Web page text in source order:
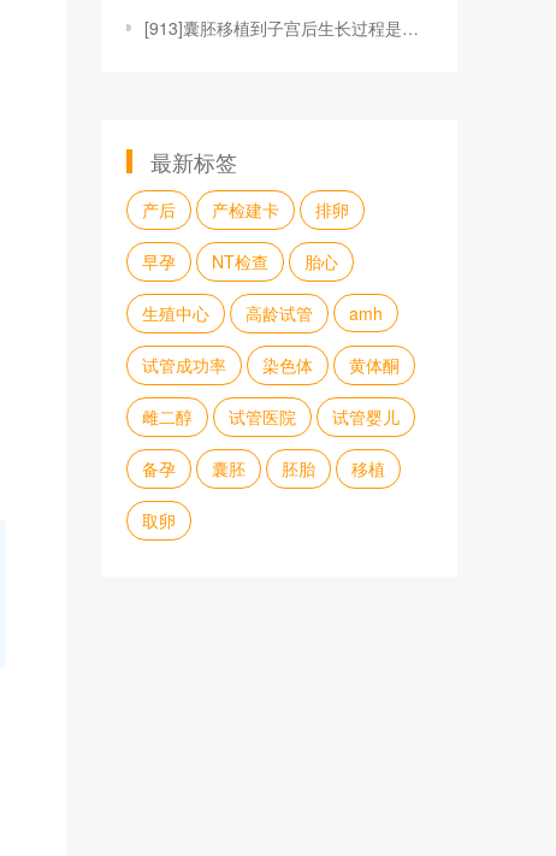
[913]囊胚移植到子宫后生长过程是什么
最新标签
产后 产检建卡 排卵
早孕 NT检查 胎心
生殖中心 高龄试管 amh
试管成功率 染色体 黄体酮
雌二醇 试管医院 试管婴儿
备孕 囊胚 胚胎 移植
取卵